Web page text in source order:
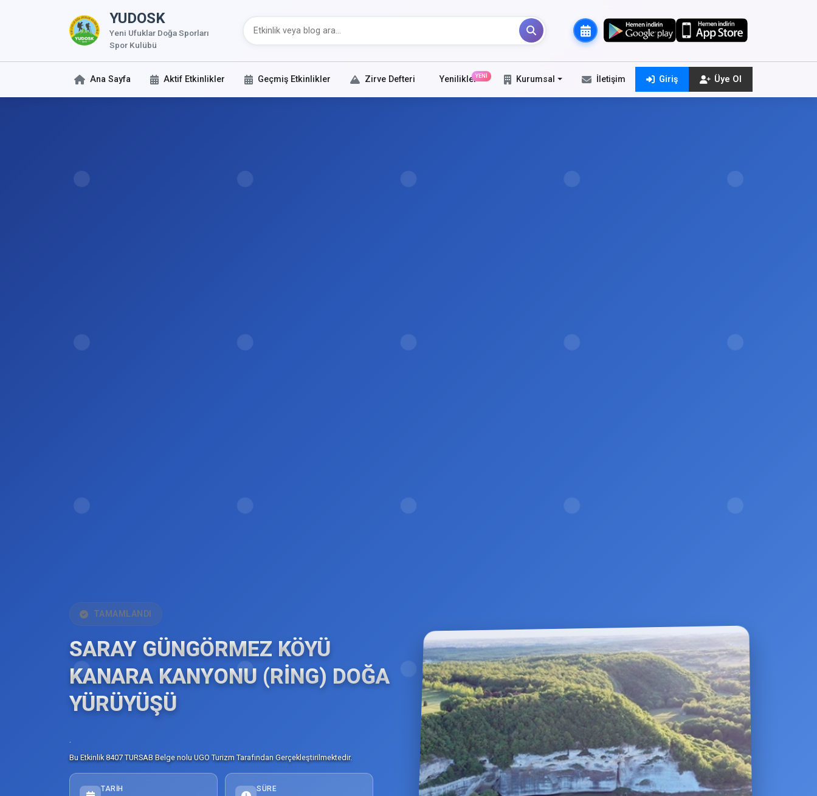
YUDOSK
Yeni Ufuklar Doğa Sporları
Spor Kulübü
Ana Sayfa Aktif Etkinlikler Geçmiş Etkinlikler Zirve Defteri YeniliklerYENİ Kurumsal İletişim Giriş Üye Ol
TAMAMLANDI
SARAY GÜNGÖRMEZ KÖYÜ
KANARA KANYONU (RİNG) DOĞA
YÜRÜYÜŞÜ
.
Bu Etkinlik 8407 TURSAB Belge nolu UGO Turizm Tarafından Gerçekleştirilmektedir.
TARIH SÜRE